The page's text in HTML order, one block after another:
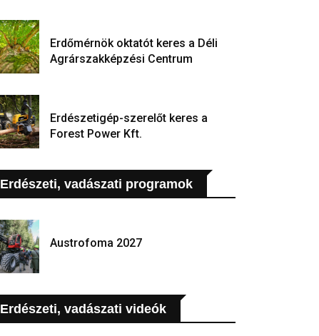
Erdőmérnök oktatót keres a Déli
Agrárszakképzési Centrum
Erdészetigép-szerelőt keres a
Forest Power Kft.
Erdészeti, vadászati programok
Austrofoma 2027
Erdészeti, vadászati videók